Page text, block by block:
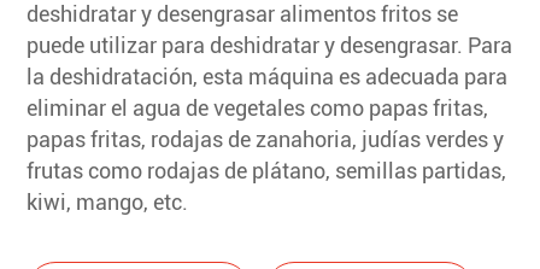
deshidratar y desengrasar alimentos fritos se
puede utilizar para deshidratar y desengrasar. Para
la deshidratación, esta máquina es adecuada para
eliminar el agua de vegetales como papas fritas,
papas fritas, rodajas de zanahoria, judías verdes y
frutas como rodajas de plátano, semillas partidas,
kiwi, mango, etc.